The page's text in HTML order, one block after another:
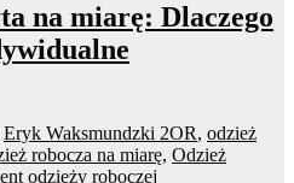
na miarę: Dlaczego
Eryk Waksmundzki 2OR, odzież
robocza na miarę, Odzież
odzieży roboczej